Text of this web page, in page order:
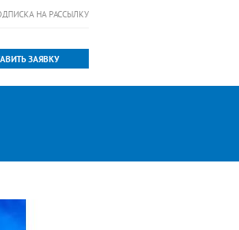
НА РАССЫЛКУ
ЗАЯВКУ